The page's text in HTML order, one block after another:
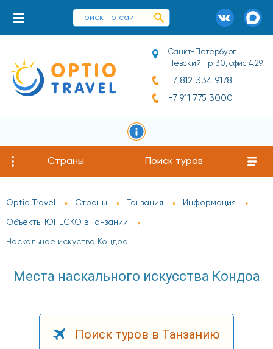
Санкт-Петербург,
Невский пр. 30, офис 4.29
+7 812 334 9178
+7 911 775 3000
Страны Поиск туров
Optio Travel Страны Танзания Информация
Объекты ЮНЕСКО в Танзании
Наскальное искуство Кондоа
Места наскального искусства Кондоа
Поиск туров в Танзанию